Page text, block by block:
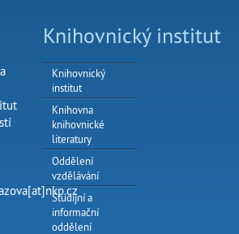
Knihovnický institut
Knihovnický
institut
Knihovna
knihovnické
literatury
Oddělení
vzdělávání
Studijní a
informační
oddělení